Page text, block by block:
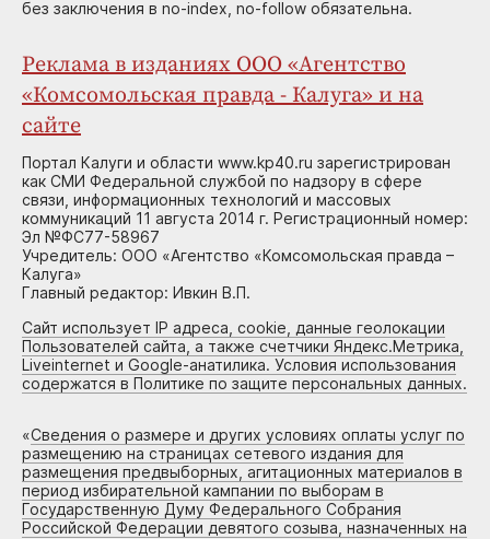
без заключения в no-index, no-follow обязательна.
Реклама в изданиях ООО «Агентство
«Комсомольская правда - Калуга» и на
сайте
Портал Калуги и области www.kp40.ru зарегистрирован
как СМИ Федеральной службой по надзору в сфере
связи, информационных технологий и массовых
коммуникаций 11 августа 2014 г. Регистрационный номер:
Эл №ФС77-58967
Учредитель: ООО «Агентство «Комсомольская правда –
Калуга»
Главный редактор: Ивкин В.П.
Сайт использует IP адреса, cookie, данные геолокации
Пользователей сайта, а также счетчики Яндекс.Метрика,
Liveinternet и Google-анатилика. Условия использования
содержатся в Политике по защите персональных данных.
«Сведения о размере и других условиях оплаты услуг по
размещению на страницах сетевого издания для
размещения предвыборных, агитационных материалов в
период избирательной кампании по выборам в
Государственную Думу Федерального Собрания
Российской Федерации девятого созыва, назначенных на